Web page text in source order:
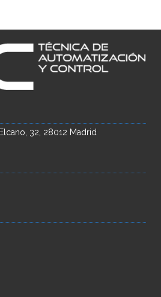
32, 28012 Madrid